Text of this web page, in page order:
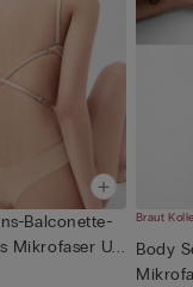
Balconette-
Mikrofaser U...
Braut
Body